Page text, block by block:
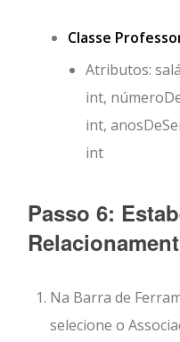
Classe
Atributos:
int,
int,
int
Passo 6:
Na Barra de
selecione o